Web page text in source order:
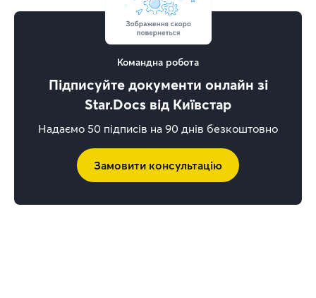
Командна робота
Підписуйте документи онлайн зі
Star.Docs від Київстар
Надаємо 50 підписів на 90 днів безкоштовно
Замовити консультацію